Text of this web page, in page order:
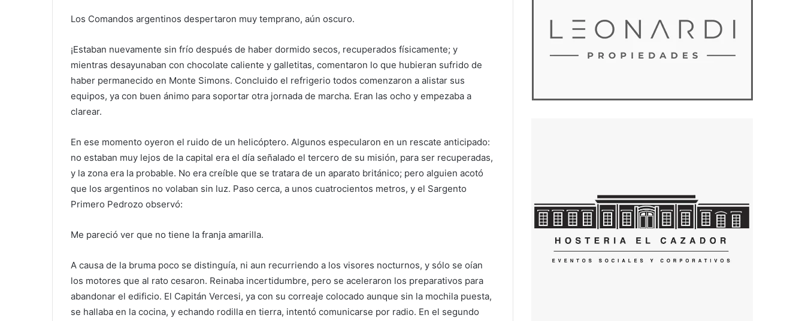
Los Comandos argentinos despertaron muy temprano, aún oscuro.
¡Estaban nuevamente sin frío después de haber dormido secos, recuperados físicamente; y
mientras desayunaban con chocolate caliente y galletitas, comentaron lo que hubieran sufrido de
haber permanecido en Monte Simons. Concluido el refrigerio todos comenzaron a alistar sus
equipos, ya con buen ánimo para soportar otra jornada de marcha. Eran las ocho y empezaba a
clarear.
En ese momento oyeron el ruido de un helicóptero. Algunos especularon en un rescate anticipado:
no estaban muy lejos de la capital era el día señalado el tercero de su misión, para ser recuperadas,
y la zona era la probable. No era creíble que se tratara de un aparato británico; pero alguien acotó
que los argentinos no volaban sin luz. Paso cerca, a unos cuatrocientos metros, y el Sargento
Primero Pedrozo observó:
Me pareció ver que no tiene la franja amarilla.
A causa de la bruma poco se distinguía, ni aun recurriendo a los visores nocturnos, y sólo se oían
los motores que al rato cesaron. Reinaba incertidumbre, pero se aceleraron los preparativos para
abandonar el edificio. El Capitán Vercesi, ya con su correaje colocado aunque sin la mochila puesta,
se hallaba en la cocina, y echando rodilla en tierra, intentó comunicarse por radio. En el segundo